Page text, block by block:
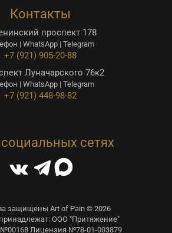
Контакты
проспект 178
| WhatsApp | Telegram
+7 (921) 905-20-88
Луначарского 76к2
| WhatsApp | Telegram
+7 (921) 448-98-82
сетях
защищены Art of Pain © 2026
ООО "Притяжение"
Лицензия №78-01-003879